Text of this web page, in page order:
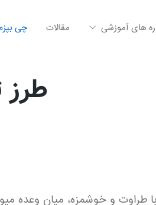
های آموزشی مقالات چی
طرز